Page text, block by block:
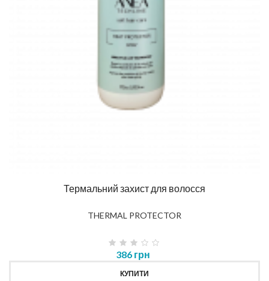
Термальний захист для волосся
THERMAL PROTECTOR
386 грн
КУПИТИ